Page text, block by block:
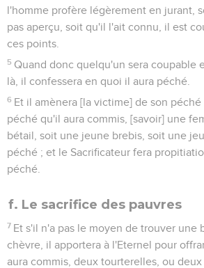
l'homme profère légèrement en jurant,
pas aperçu, soit qu'il l'ait connu, il est
ces points.
5 Quand donc quelqu'un sera coupable
là, il confessera en quoi il aura péché.
6 Et il amènera [la victime] de son
péché qu'il aura commis, [savoir] une
bétail, soit une jeune brebis, soit une
péché ; et le Sacrificateur fera
péché.
f. Le sacrifice des pauvres
7 Et s'il n'a pas le moyen de trouver une
chèvre, il apportera à l'Eternel pour
aura commis, deux tourterelles, ou